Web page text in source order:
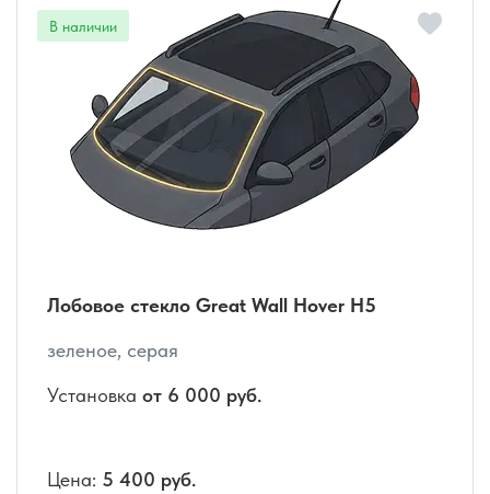
Лобовое стекло Great Wall Hover H5
зеленое, серая
Установка от 6 000 руб.
Цена: 5 400 руб.